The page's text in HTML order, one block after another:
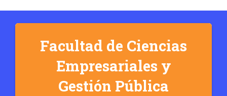
Facultad de Ciencias
Empresariales y
Gestión Pública